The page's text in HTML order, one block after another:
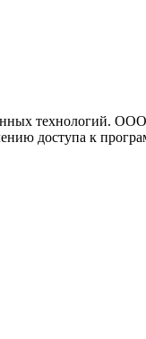
технологий. ООО
доступа к